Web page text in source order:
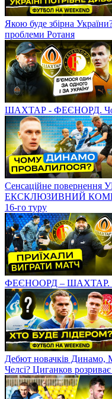
Якою буде збірна
проблеми Ротаня
ШАХТАР - ФЕЄНОРД.
Сенсаційне повернення
ЕКСКЛЮЗИВНИЙ
16-го туру
ФЕЄНООРД – ШАХТАР. Чи
Дебют новачків Динамо,
Челсі? Циганков